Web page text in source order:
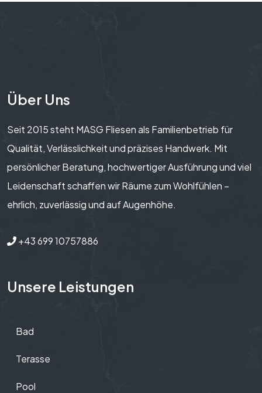
Über Uns
Seit 2015 steht MASG Fliesen als Familienbetrieb für
Qualität, Verlässlichkeit und präzises Handwerk. Mit
persönlicher Beratung, hochwertiger Ausführung und viel
Leidenschaft schaffen wir Räume zum Wohlfühlen –
ehrlich, zuverlässig und auf Augenhöhe.
+43 699 10757886
Unsere Leistungen
Bad
Terasse
Pool